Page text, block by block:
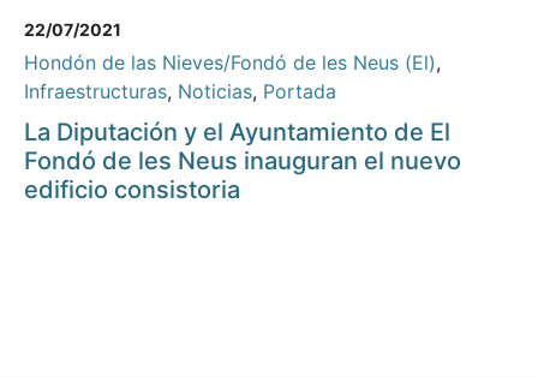
22/07/2021
Hondón de las Nieves/Fondó de les Neus (El),
Infraestructuras, Noticias, Portada
La Diputación y el Ayuntamiento de El
Fondó de les Neus inauguran el nuevo
edificio consistoria